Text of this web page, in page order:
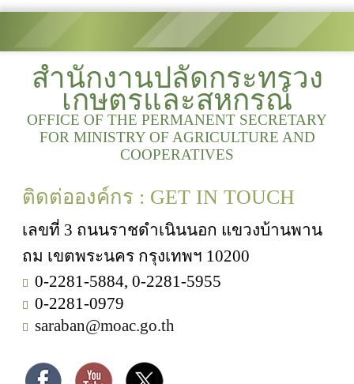
สำนักงานปลัดกระทรวง
เกษตรและสหกรณ์
OFFICE OF THE PERMANENT SECRETARY
FOR MINISTRY OF AGRICULTURE AND
COOPERATIVES
ติดต่อองค์กร : GET IN TOUCH
เลขที่ 3 ถนนราชดำเนินนอก แขวงบ้านพาน
ถม เขตพระนคร กรุงเทพฯ 10200
0-2281-5884, 0-2281-5955
0-2281-0979
saraban@moac.go.th